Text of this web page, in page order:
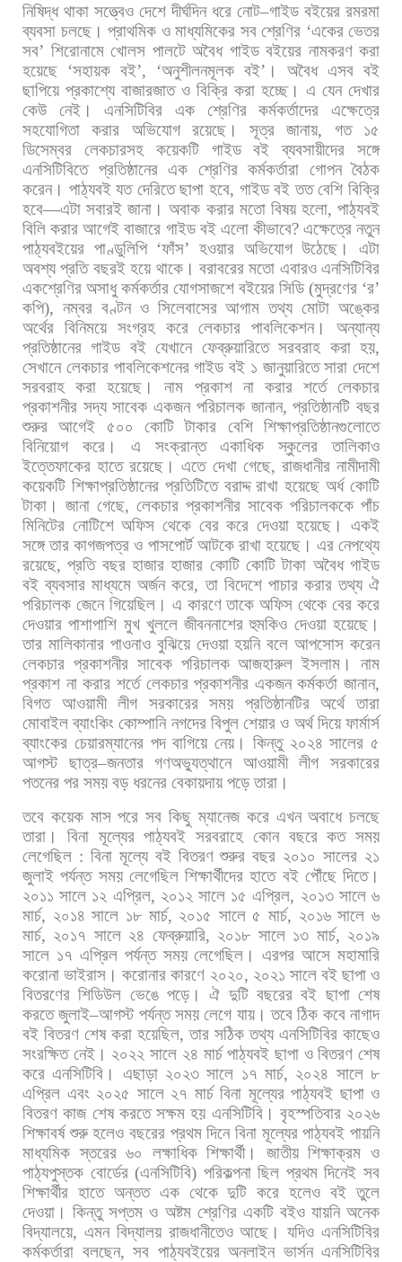
নিষিদ্ধ থাকা সত্ত্বেও দেশে দীর্ঘদিন ধরে নোট–গাইড বইয়ের রমরমা
ব্যবসা চলছে। প্রাথমিক ও মাধ্যমিকের সব শ্রেণির ‘একের ভেতর
সব’ শিরোনামে খোলস পালটে অবৈধ গাইড বইয়ের নামকরণ করা
হয়েছে ‘সহায়ক বই’, ‘অনুশীলনমূলক বই’ । অবৈধ এসব বই
ছাপিয়ে প্রকাশ্যে বাজারজাত ও বিক্রি করা হচ্ছে। এ যেন দেখার
কেউ
নেই। এনসিটিবির এক শ্রেণির কর্মকর্তাদের
এক্ষেত্রে
সহযোগিতা
করার অভিযোগ রয়েছে। সূত্র জানায়, গত
১৫
ডিসেম্বর
লেকচারসহ কয়েকটি গাইড বই ব্যবসায়ীদের
সঙ্গে
এনসিটিবিতে প্রতিষ্ঠানের এক শ্রেণির কর্মকর্তারা গোপন বৈঠক
করেন। পাঠ্যবই যত দেরিতে ছাপা হবে, গাইড বই তত বেশি বিক্রি
হবে—এটা সবারই জানা। অবাক করার মতো বিষয় হলো, পাঠ্যবই
বিলি করার আগেই বাজারে গাইড বই এলো কীভাবে? এক্ষেত্রে নতুন
পাঠ্যবইয়ের পাণ্ডুলিপি‘ফাঁস’হওয়ার অভিযোগ উঠেছে।
এটা
অবশ্য প্রতি বছরই হয়ে থাকে। বরাবরের মতো এবারও এনসিটিবির
একশ্রেণির অসাধু কর্মকর্তার যোগসাজশে বইয়ের সিডি (মুদ্রণের ‘র’
কপি), নম্বর বণ্টন ও সিলেবাসের আগাম তথ্য মোটা অঙ্কের
অর্থের বিনিময়ে সংগ্রহ করে লেকচার পাবলিকেশন।
অন্যান্য
প্রতিষ্ঠানের গাইড বই যেখানে ফেব্রুয়ারিতে সরবরাহ করা হয়,
সেখানে লেকচার পাবলিকেশনের গাইড বই ১ জানুয়ারিতে সারা দেশে
সরবরাহ করা হয়েছে। নাম প্রকাশ না করার শর্তে লেকচার
প্রকাশনীর সদ্য সাবেক একজন পরিচালক জানান,প্রতিষ্ঠানটি বছর
শুরুর আগেই ৫০০ কোটি টাকার বেশি শিক্ষাপ্রতিষ্ঠানগুলোতে
বিনিয়োগ
করে। এ সংক্রান্ত একাধিক স্কুলের
তালিকাও
ইত্তেফাকের হাতে রয়েছে। এতে দেখা গেছে, রাজধানীর নামীদামী
কয়েকটি শিক্ষাপ্রতিষ্ঠানের প্রতিটিতে বরাদ্দ রাখা হয়েছে অর্ধ কোটি
টাকা। জানা গেছে, লেকচার প্রকাশনীর সাবেক পরিচালককে পাঁচ
মিনিটের নোটিশে অফিস থেকে বের করে দেওয়া হয়েছে।
একই
সঙ্গে তার কাগজপত্র ও পাসপোর্ট আটকে রাখা হয়েছে। এর নেপথ্যে
রয়েছে,প্রতি বছর হাজার হাজার কোটি কোটি টাকা অবৈধ গাইড
বই ব্যবসার মাধ্যমে অর্জন করে,তা বিদেশে পাচার করার তথ্য ঐ
পরিচালক জেনে গিয়েছিল। এ কারণে তাকে অফিস থেকে বের করে
দেওয়ার পাশাপাশি মুখ খুললে জীবননাশের হুমকিও দেওয়া হয়েছে।
তার মালিকানার পাওনাও বুঝিয়ে দেওয়া হয়নি বলে আপসোস করেন
লেকচার প্রকাশনীর সাবেক পরিচালক আজহারুল ইসলাম।
নাম
প্রকাশ না করার শর্তে লেকচার প্রকাশনীর একজন কর্মকর্তা জানান,
বিগত
আওয়ামী লীগ সরকারের সময় প্রতিষ্ঠানটির অর্থে তারা
মোবাইল ব্যাংকিং কোম্পানি নগদের বিপুল শেয়ার ও অর্থ দিয়ে ফার্মার্স
ব্যাংকের চেয়ারম্যানের পদ বাগিয়ে নেয়। কিন্তু ২০২৪ সালের ৫
আগস্ট
ছাত্র–জনতার গণঅভ্যুত্থানে আওয়ামী লীগ
সরকারের
পতনের পর সময় বড় ধরনের বেকায়দায় পড়ে তারা।
তবে কয়েক মাস পরে সব কিছু ম্যানেজ করে এখন অবাধে চলছে
তারা। বিনা মূল্যের পাঠ্যবই সরবরাহে কোন বছরে কত সময়
লেগেছিল : বিনা মূল্যে বই বিতরণ শুরুর বছর ২০১০ সালের ২১
জুলাই পর্যন্ত সময় লেগেছিল শিক্ষার্থীদের হাতে বই পৌঁছে দিতে।
২০১১ সালে ১২ এপ্রিল, ২০১২ সালে ১৫ এপ্রিল, ২০১৩ সালে ৬
মার্চ, ২০১৪ সালে ১৮ মার্চ, ২০১৫ সালে ৫ মার্চ, ২০১৬ সালে ৬
মার্চ, ২০১৭ সালে ২৪ ফেব্রুয়ারি, ২০১৮ সালে ১৩ মার্চ, ২০১৯
সালে ১৭ এপ্রিল পর্যন্ত সময় লেগেছিল। এরপর আসে মহামারি
করোনা ভাইরাস। করোনার কারণে ২০২০, ২০২১ সালে বই ছাপা ও
বিতরণের শিডিউল ভেঙে পড়ে। ঐ দুটি বছরের বই ছাপা শেষ
করতে জুলাই–আগস্ট পর্যন্ত সময় লেগে যায়। তবে ঠিক কবে নাগাদ
বই বিতরণ শেষ করা হয়েছিল,তার সঠিক তথ্য এনসিটিবির কাছেও
সংরক্ষিত নেই। ২০২২ সালে ২৪ মার্চ পাঠ্যবই ছাপা ও বিতরণ শেষ
করে এনসিটিবি। এছাড়া ২০২৩ সালে ১৭ মার্চ, ২০২৪ সালে ৮
এপ্রিল এবং ২০২৫ সালে ২৭ মার্চ বিনা মূল্যের পাঠ্যবই ছাপা ও
বিতরণ কাজ শেষ করতে সক্ষম হয় এনসিটিবি। বৃহস্পতিবার ২০২৬
শিক্ষাবর্ষ শুরু হলেও বছরের প্রথম দিনে বিনা মূল্যের পাঠ্যবই পায়নি
মাধ্যমিক স্তরের ৬০ লক্ষাধিক শিক্ষার্থী। জাতীয় শিক্ষাক্রম ও
পাঠ্যপুস্তক বোর্ডের(এনসিটিবি) পরিকল্পনা ছিল প্রথম দিনেই সব
শিক্ষার্থীর হাতে অন্তত এক থেকে দুটি করে হলেও বই তুলে
দেওয়া। কিন্তু সপ্তম ও অষ্টম শ্রেণির একটি বইও যায়নি অনেক
বিদ্যালয়ে, এমন বিদ্যালয় রাজধানীতেও আছে। যদিও এনসিটিবির
কর্মকর্তারা বলছেন, সব পাঠ্যবইয়ের অনলাইন ভার্সন এনসিটিবির